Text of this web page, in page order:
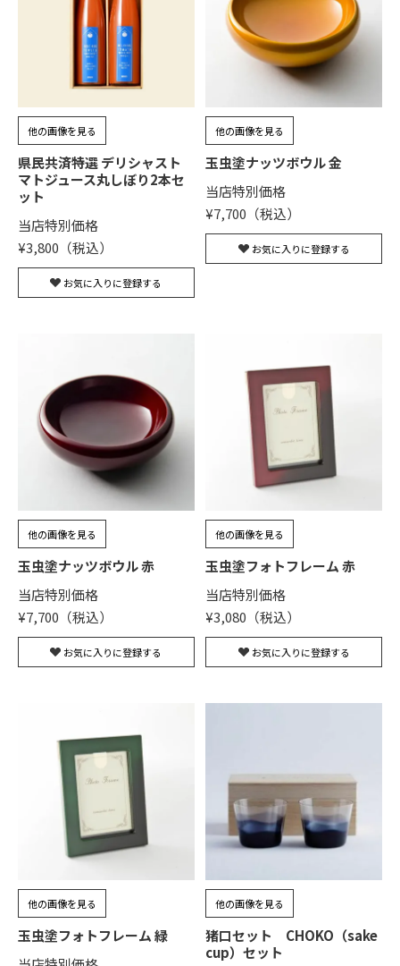
他の画像を見る
県民共済特選 デリシャスト
マトジュース丸しぼり2本セ
ット
当店特別価格
¥3,800
お気に入りに登録する
他の画像を見る
玉虫塗ナッツボウル 金
当店特別価格
¥7,700
お気に入りに登録する
他の画像を見る
玉虫塗ナッツボウル 赤
当店特別価格
¥7,700
お気に入りに登録する
他の画像を見る
玉虫塗フォトフレーム 赤
当店特別価格
¥3,080
お気に入りに登録する
他の画像を見る
玉虫塗フォトフレーム 緑
他の画像を見る
猪口セット CHOKO（sake
cup）セット